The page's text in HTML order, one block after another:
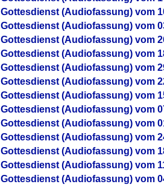
Gottesdienst (Audiofassung) vom
Gottesdienst (Audiofassung) vom
Gottesdienst (Audiofassung) vom
Gottesdienst (Audiofassung) vom
Gottesdienst (Audiofassung) vom
Gottesdienst (Audiofassung) vom
Gottesdienst (Audiofassung) vom
Gottesdienst (Audiofassung) vom
Gottesdienst (Audiofassung) vom
Gottesdienst (Audiofassung) vom
Gottesdienst (Audiofassung) vom
Gottesdienst (Audiofassung) vom
Gottesdienst (Audiofassung) vom